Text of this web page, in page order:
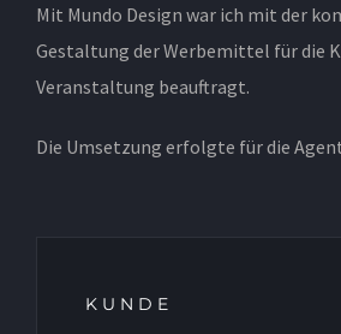
Mit Mundo Design war ich mit der
Gestaltung der Werbemittel für die
Veranstaltung beauftragt.
Die Umsetzung erfolgte für die
KUNDE